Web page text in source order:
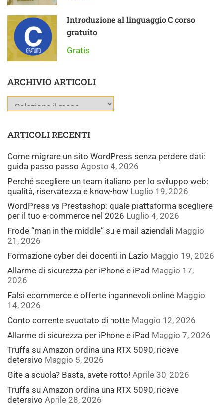
Introduzione al linguaggio C corso
gratuito
Gratis
ARCHIVIO ARTICOLI
ARTICOLI RECENTI
Come migrare un sito WordPress senza perdere dati:
guida passo passo Agosto 4, 2026
Perché scegliere un team italiano per lo sviluppo web:
qualità, riservatezza e know-how Luglio 19, 2026
WordPress vs Prestashop: quale piattaforma scegliere
per il tuo e-commerce nel 2026 Luglio 4, 2026
Frode “man in the middle” su e mail aziendali Maggio
21, 2026
Formazione cyber dei docenti in Lazio Maggio 19, 2026
Allarme di sicurezza per iPhone e iPad Maggio 17,
2026
Falsi ecommerce e offerte ingannevoli online Maggio
14, 2026
Conto corrente svuotato di notte Maggio 12, 2026
Allarme di sicurezza per iPhone e iPad Maggio 7, 2026
Truffa su Amazon ordina una RTX 5090, riceve
detersivo Maggio 5, 2026
Gite a scuola? Basta, avete rotto! Aprile 30, 2026
Truffa su Amazon ordina una RTX 5090, riceve
detersivo Aprile 28, 2026